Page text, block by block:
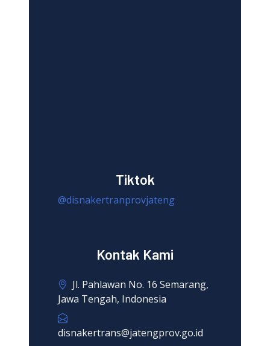
Tiktok
@disnakertranprovjateng
Kontak Kami
Jl. Pahlawan No. 16 Semarang,
Jawa Tengah, Indonesia
disnakertrans@jatengprov.go.id